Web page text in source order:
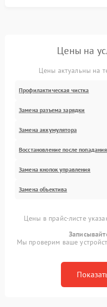
Цены на
Цены актуальны на
Профилактическая чистка
Замена разъема зарядки
Замена аккумулятора
Восстановление после
Замена кнопок управления
Замена объектива
Цены в прайс-листе
Мы проверим ваше